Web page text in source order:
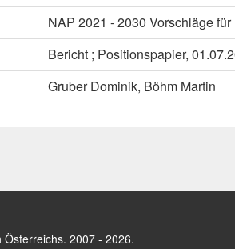
NAP 2021 - 2030 Vorschläge
Bericht ; Positionspapier,
Gruber Dominik, Böhm Martin
Österreichs. 2007 - 2026.